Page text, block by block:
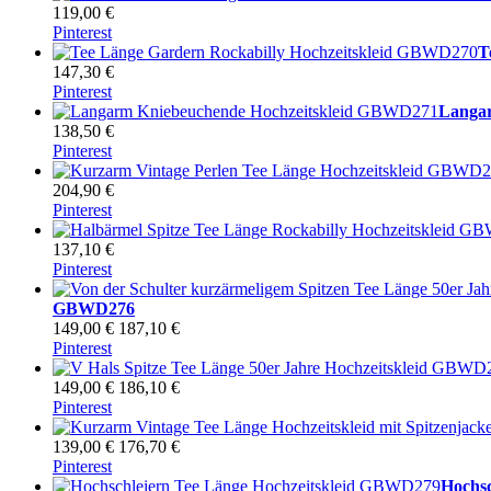
119,00 €
Pinterest
147,30 €
Pinterest
138,50 €
Pinterest
204,90 €
Pinterest
137,10 €
Pinterest
GBWD276
149,00 € 187,10 €
Pinterest
149,00 € 186,10 €
Pinterest
139,00 € 176,70 €
Pinterest